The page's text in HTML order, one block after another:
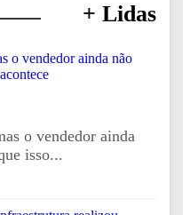
+ Lidas
o vendedor ainda
isso...